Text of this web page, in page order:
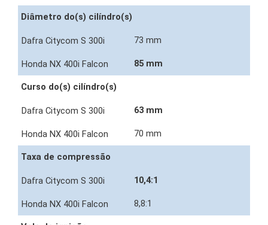
Diâmetro do(s) cilíndro(s)
73 mm
85 mm
Curso do(s) cilíndro(s)
63 mm
70 mm
Taxa de compressão
10,4:1
8,8:1